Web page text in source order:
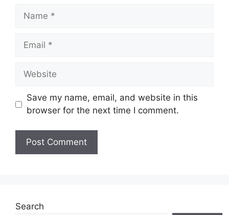
Name
Email
Website
Save my name, email, and website in this
browser for the next time I comment.
Search